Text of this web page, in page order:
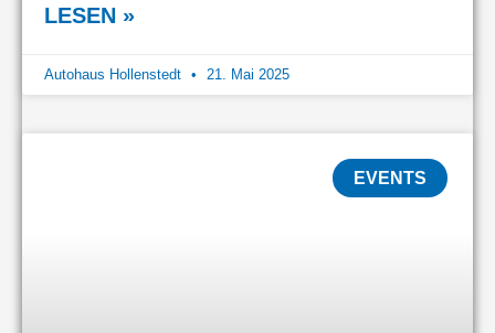
LESEN »
Autohaus Hollenstedt 21. Mai 2025
EVENTS